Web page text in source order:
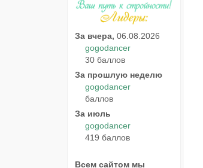
За вчера, 06.08.2026
gogodancer
30 баллов
За прошлую неделю
gogodancer
баллов
За июль
gogodancer
419 баллов
Всем сайтом мы